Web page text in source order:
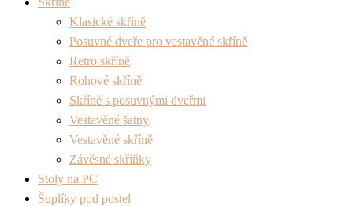
Klasické skříně
Posuvné dveře pro vestavěné skříně
Retro skříně
Rohové skříně
Skříně s posuvnými dveřmi
Vestavěné šatny
Vestavěné skříně
Závěsné skříňky
Stoly na PC
Šuplíky pod postel